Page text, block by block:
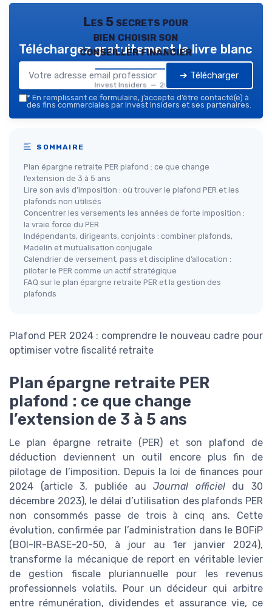
Les 5 secrets pour
bien choisir son
conseiller financier
Invest Insiders — 2026
Téléchargez gratuitement le livre blanc
➔ Télécharger
* En remplissant ce formulaire, j’accepte d’être contacté(e) à
des fins commerciales par Invest Insiders et ses partenaires.
SOMMAIRE
Plan épargne retraite PER plafond : ce que change
l’extension de 3 à 5 ans
Lire son avis d’imposition : où trouver le plafond PER et les
plafonds non utilisés
Concentrer les versements les années de forte imposition :
la vraie force du PER
Indépendants, dirigeants, conjoints : combiner plafonds,
Madelin et mutualisation conjugale
Calendrier de versement, pass et discipline d’allocation :
piloter le PER comme un actif stratégique
FAQ sur le plan épargne retraite PER et la gestion des
plafonds
Plafond PER 2024 : comprendre le nouveau cadre pour
optimiser votre fiscalité retraite
Plan épargne retraite PER
plafond : ce que change
l’extension de 3 à 5 ans
Le plan épargne retraite (PER) et son plafond de
déduction deviennent un outil encore plus fin de
pilotage de l’imposition. Depuis la loi de finances pour
2024 (article 3, publiée auJournal officieldu 30
décembre 2023), le délai d’utilisation des plafonds PER
non consommés passe de trois à cinq ans. Cette
évolution, confirmée par l’administration dans le BOFiP
(BOI-IR-BASE-20-50, à jour au 1er janvier 2024),
transforme la mécanique de report en véritable levier
de gestion fiscale pluriannuelle pour les revenus
professionnels volatils. Pour un décideur qui arbitre
entre rémunération, dividendes et assurance vie, ce